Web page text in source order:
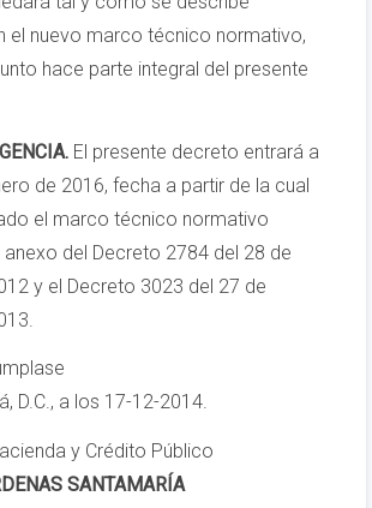
el nuevo marco técnico normativo,
hace parte integral del presente
El presente decreto entrará a
de 2016, fecha a partir de la cual
el marco técnico normativo
del Decreto 2784 del 28 de
y el Decreto 3023 del 27 de
D.C., a los 17-12-2014.
y Crédito Público
SANTAMARÍA